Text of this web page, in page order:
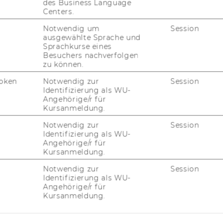
Wert auf den Dia­log mit der Pra­xis. Wir
um un­se­re For­schung und Lehre
wol­len wir Ideen­ge­ber für die
sein und den Wis­sen­schafts­
auf die ty­pi­schen Be­rufs­fel­der un­
Part­ner­mo­del­le
er­mög­li­chen den
po­ten­ti­el­len Ar­beit­ge­bern und
ge­mein­sa­mer Pro­jek­te und Ver­an­stal­
Bei­trag zur Ent­wick­lung des Wis­sens
des Business Language
Centers.
Notwendig um
ausgewählte Sprache und
Sprachkurse eines
Besuchers nachverfolgen
zu können.
Session
Notwendig zur
Identifizierung als WU-
Angehörige/r für
Kursanmeldung.
Session
Notwendig zur
Identifizierung als WU-
Angehörige/r für
Kursanmeldung.
Session
Notwendig zur
Identifizierung als WU-
Angehörige/r für
Kursanmeldung.
Session